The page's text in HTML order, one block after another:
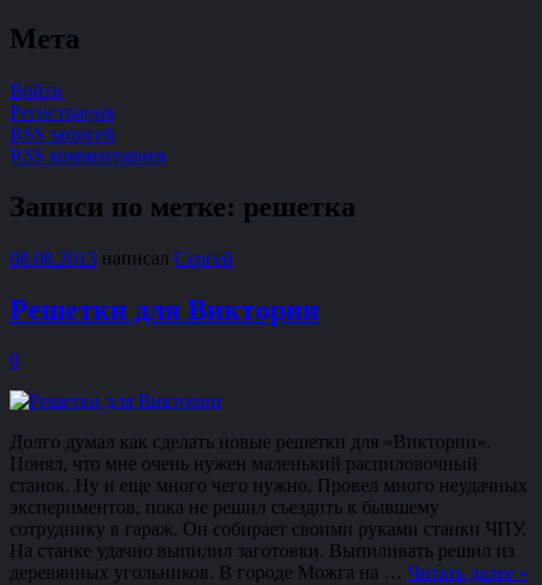
Мета
Войти
Регистрация
RSS записей
RSS комментариев
Записи по метке: решетка
08.08.2013 написал Сергей
Решетки для Виктории
0
Долго думал как сделать новые решетки для «Виктории».
Понял, что мне очень нужен маленький распиловочный
станок. Ну и еще много чего нужно. Провел много неудачных
экспериментов, пока не решил съездить к бывшему
сотруднику в гараж. Он собирает своими руками станки ЧПУ.
На станке удачно выпилил заготовки. Выпиливать решил из
деревянных угольников. В городе Можга на … Читать далее »